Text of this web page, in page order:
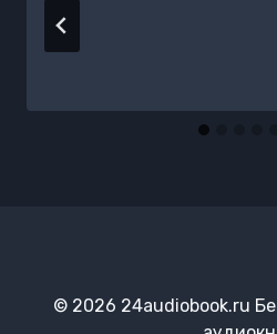
© 2026 24audiobook.ru